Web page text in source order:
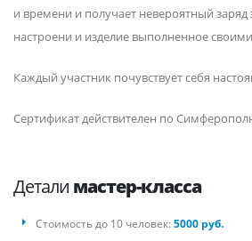
и времени и получает невероятный
настроени и изделие выполненное
Каждый участник почувствует себя
Сертификат действителен по
Детали мастер-класса
Стоимость до 10 человек:5000 руб.